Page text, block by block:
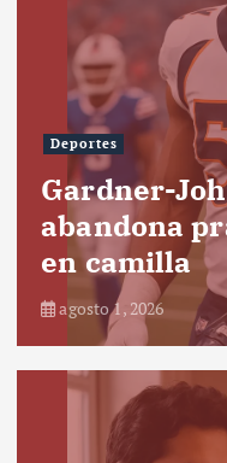
Deportes
Gardner-
abandona
en camilla
agosto 1, 2026